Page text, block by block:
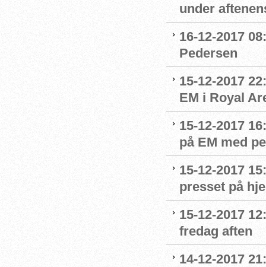
under
16-12-2017
Pedersen
15-12-2017
EM i Royal
15-12-2017
på EM med
15-12-2017
presset på
15-12-2017
fredag aften
14-12-2017